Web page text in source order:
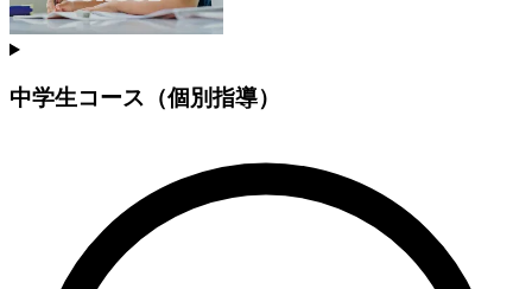
中学生コース（個別指導）